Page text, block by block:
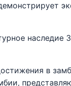
наследие
в